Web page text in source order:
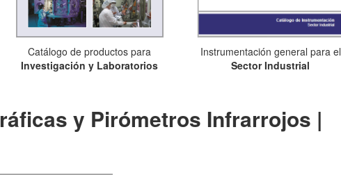
Catálogo de productos para
Investigación y Laboratorios
Instrumentación general para el
Sector Industrial
y Pirómetros Infrarrojos |